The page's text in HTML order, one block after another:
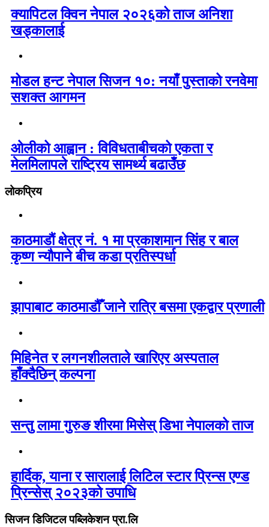
क्यापिटल क्विन नेपाल २०२६को ताज अनिशा
खड्कालाई
मोडल हन्ट नेपाल सिजन १०: नयाँ पुस्ताको रनवेमा
सशक्त आगमन
ओलीको आह्वान : विविधताबीचको एकता र
मेलमिलापले राष्ट्रिय सामर्थ्य बढाउँछ
लोकप्रिय
काठमाडौं क्षेत्र नं. १ मा प्रकाशमान सिंह र बाल
कृष्ण न्यौपाने बीच कडा प्रतिस्पर्धा
झापाबाट काठमाडौँ जाने रात्रि बसमा एकद्वार प्रणाली
मिहिनेत र लगनशीलताले खारिएर अस्पताल
हाँक्दैछिन् कल्पना
सन्तु लामा गुरुङ शीरमा मिसेस् डिभा नेपालको ताज
हार्दिक, याना र सारालाई लिटिल स्टार प्रिन्स एण्ड
प्रिन्सेस् २०२३को उपाधि
सिजन डिजिटल पब्लिकेशन प्रा.लि